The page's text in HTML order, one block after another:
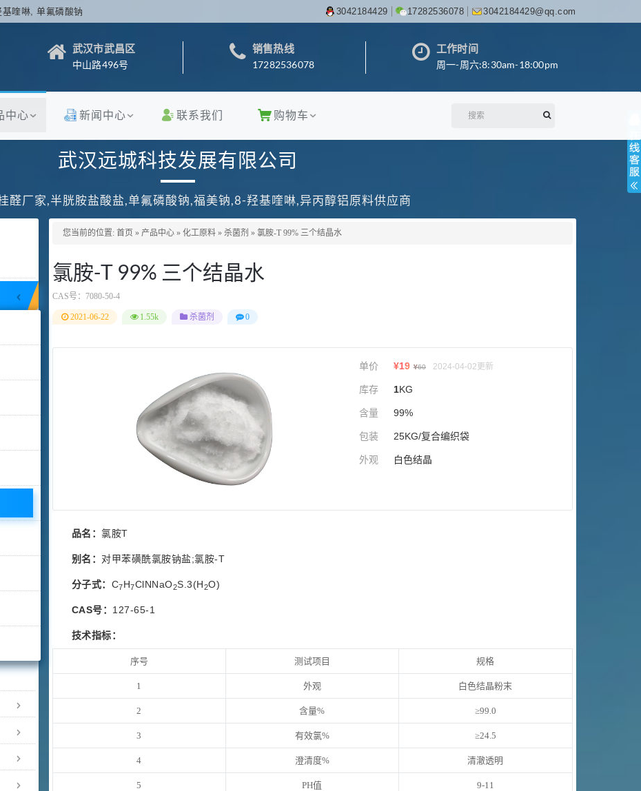
喹啉, 单氟磷酸钠 3042184429 17282536078 3042184429@qq.com
武汉市武昌区
中山路496号
销售热线
17282536078
工作时间
周一-周六:8:30am-18:00pm
中心 新闻中心 联系我们 购物车
武汉远城科技发展有限公司
醛厂家,半胱胺盐酸盐,单氟磷酸钠,福美钠,8-羟基喹啉,异丙醇铝原料供应商
您当前的位置: 首页 » 产品中心 » 化工原料 » 杀菌剂 » 氯胺-T 99% 三个结晶水
氯胺-T 99% 三个结晶水
CAS号： 7080-50-4
2021-06-22 1.55k 杀菌剂 0
单价 ¥19 ¥60 2024-04-02更新
库存 1KG
含量 99%
包装 25KG/复合编织袋
外观 白色结晶
品名： 氯胺T
别名： 对甲苯磺酰氯胺钠盐;氯胺-T
分子式： C7H7ClNNaO2S.3(H2O)
CAS号： 127-65-1
技术指标：
序号 测试项目 规格
1 外观 白色结晶粉末
2 含量% ≥99.0
3 有效氯% ≥24.5
4 澄清度% 清澈透明
5 PH值 9-11